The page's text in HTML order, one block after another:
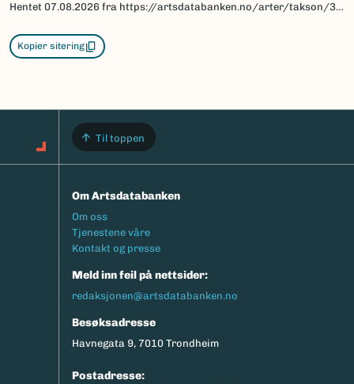
Hentet 07.08.2026 fra https://artsdatabanken.no/arter/takson/32961/beskrivelse
Kopier sitering
Til toppen
Om Artsdatabanken
Footermeny
Om oss
Tjenestene våre
Kontakt og presse
Meld inn feil på nettsider:
redaksjonen@artsdatabanken.no
Besøksadresse
Havnegata 9, 7010 Trondheim
Postadresse: